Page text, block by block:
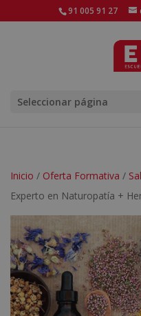
91 005 91 27
Seleccionar página
Inicio / Oferta Formativa /
Experto en Naturopatía +